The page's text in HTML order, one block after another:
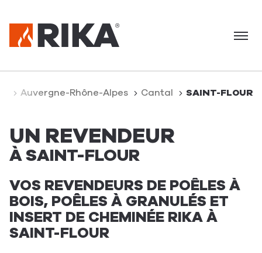
Menu
Auvergne-Rhône-Alpes Cantal SAINT-FLOUR
UN REVENDEUR
À SAINT-FLOUR
VOS REVENDEURS DE POÊLES À
BOIS, POÊLES À GRANULÉS ET
INSERT DE CHEMINÉE RIKA À
SAINT-FLOUR